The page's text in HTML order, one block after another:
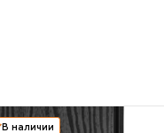
В наличии